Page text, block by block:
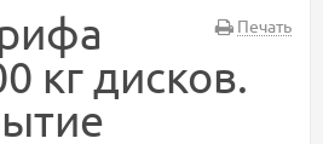
Печать
кг дисков.